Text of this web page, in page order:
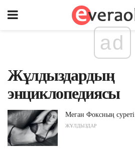
ad
Жұлдыздардың
энциклопедиясы
Меган Фоксның суреті
ЖҰЛДЫЗДАР